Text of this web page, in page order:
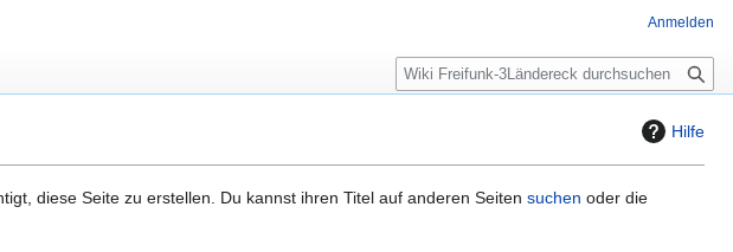
Hilfe
diese Seite zu erstellen. Du kannst ihren Titel auf anderen Seiten suchen oder die
Anmelden
S
u
e